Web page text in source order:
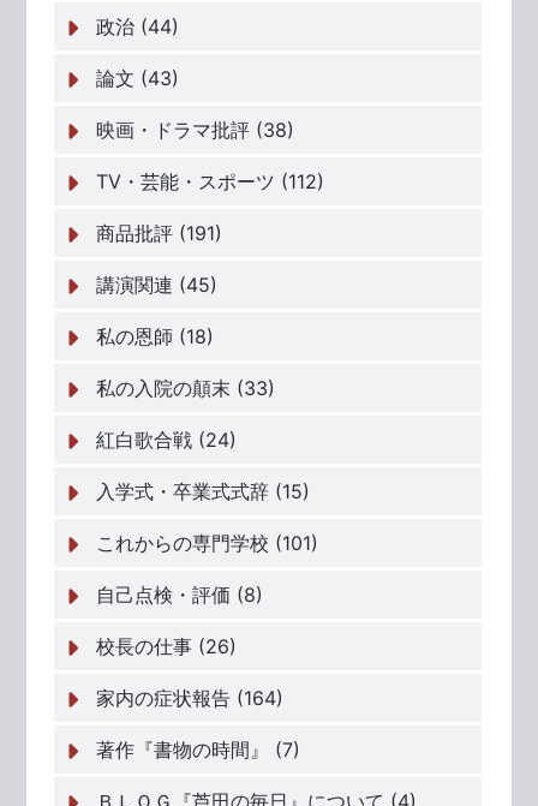
政治 (44)
論文 (43)
映画・ドラマ批評 (38)
TV・芸能・スポーツ (112)
商品批評 (191)
講演関連 (45)
私の恩師 (18)
私の入院の顛末 (33)
紅白歌合戦 (24)
入学式・卒業式式辞 (15)
これからの専門学校 (101)
自己点検・評価 (8)
校長の仕事 (26)
家内の症状報告 (164)
著作『書物の時間』 (7)
ＢＬＯＧ『芦田の毎日』について (4)